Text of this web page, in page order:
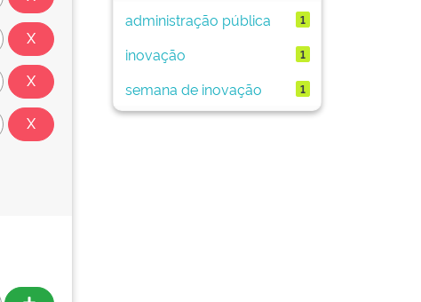
administração pública
1
inovação 1
semana de inovação 1